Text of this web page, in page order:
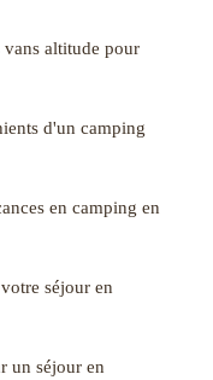
vans altitude pour
d'un camping
en camping en
séjour en
un séjour en